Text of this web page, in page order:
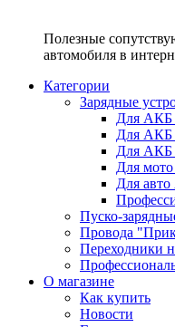
Полезные
автомобиля в
Категории
Зарядные
Для АКБ
Для АКБ
Для АКБ
Для
Для
Пуско-
Провода
Переходники
О магазине
Как купить
Новости